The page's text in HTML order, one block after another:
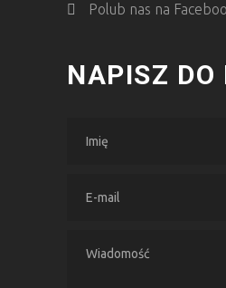
Polub nas na
NAPISZ DO